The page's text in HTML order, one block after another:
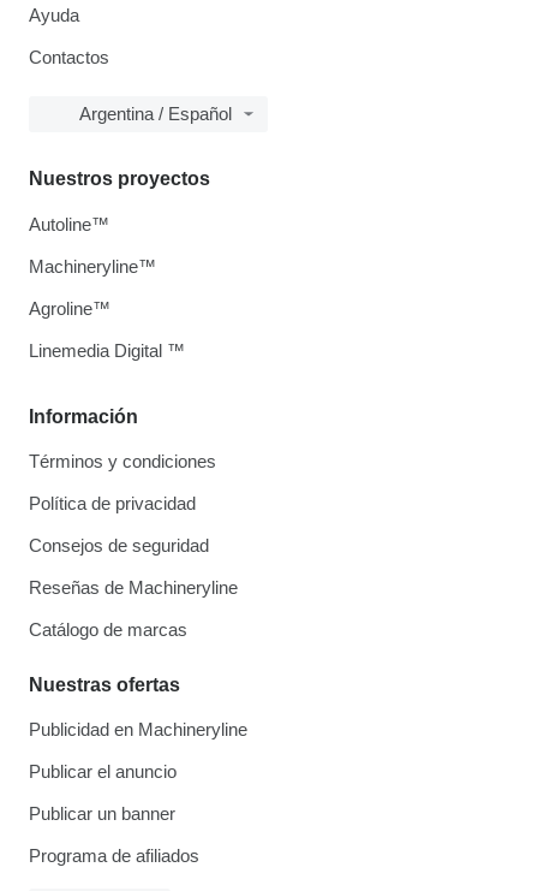
Ayuda
Contactos
Argentina / Español
Información
Términos y condiciones
Política de privacidad
Consejos de seguridad
Reseñas de Machineryline
Catálogo de marcas
Nuestras ofertas
Publicidad en Machineryline
Publicar el anuncio
Publicar un banner
Programa de afiliados
Nuestros proyectos
Autoline™
Machineryline™
Agroline™
Linemedia Digital ™